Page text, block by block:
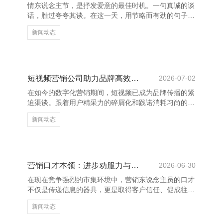
情东说念主节，是抒发爱意的最佳时机。一句真诚的谈
话，胜过夸夸其谈。在这一天，用节略而有劲的句子，
传递深情，让对方感受到你的悉心与爱意。 “你是我性
射中的光，照亮我每一个边缘。”这句浮浅的话，说念
“与你再会，是我一世最好意思的或然。”这句话，充满
了感德与爱戴，抒发了对爱情的刚烈与抓着。 爱情不
仅仅大张旗饱读的誓词，更是量入为用的伴随。一
句“有你在的每
新闻动态
短视频营销公司助力品牌高效增长
2026-07-02
在如今的数字化营销期间，短视频已成为品牌传播的紧
迫渠谈。跟着用户精采力的碎屑化和践诺消耗习尚的变
化，短视频凭借其短平快、高互动的特色，飞速崛起为
品牌营销的新风口。而短视频营销公司则成为激动品牌
数据分析与用户瞻念察，他们匡助品牌快速找到妥当的
传播旅途，栽种曝光度和转机率。 此外，短视频营销
公司还擅始终骗热点趋势和平台算法，打造爆款践诺，
增强品牌的商场影响
新闻动态
营销口才本领：进步劝服力与疏浚才智
2026-06-30
在现在竞争强烈的市集环境中，营销东说念主员的口才
不仅是传递信息的器具，更是取得客户信任、促成往复
的关节。邃密的口才本领偶而显耀进步劝服力与疏浚才
智湖南心连通网络科技有限公司-官网，从而增强营销
新闻动态